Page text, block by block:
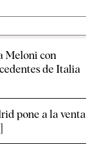
Meloni con
de Italia
pone a la venta